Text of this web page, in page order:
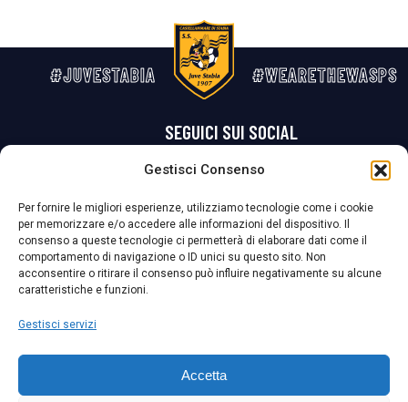
Gestisci Consenso
Per fornire le migliori esperienze, utilizziamo tecnologie come i cookie
per memorizzare e/o accedere alle informazioni del dispositivo. Il
consenso a queste tecnologie ci permetterà di elaborare dati come il
comportamento di navigazione o ID unici su questo sito. Non
acconsentire o ritirare il consenso può influire negativamente su alcune
caratteristiche e funzioni.
Gestisci servizi
Accetta
#JUVESTABIA #WEARETHEWASPS
SEGUICI SUI SOCIAL
La Società ha nominato il Responsabile della Protezione dei Dati Personali (DPO), figura specializzata che vigila sulle modalità adottate dalla
nostra Società per tutelare i Suoi dati personali.